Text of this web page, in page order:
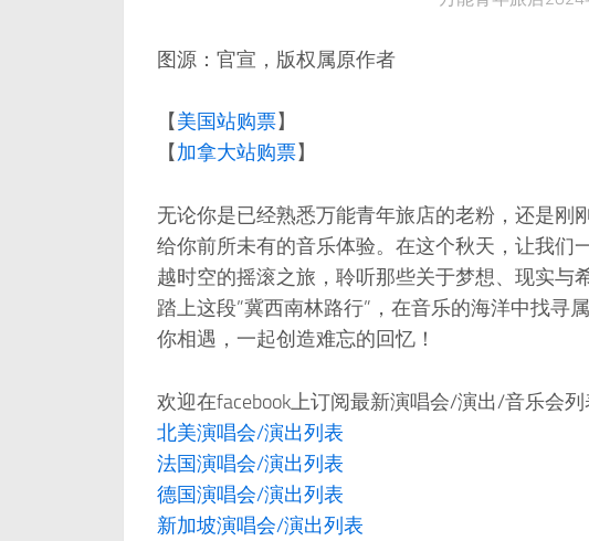
图源：官宣，版权属原作者
【美国站购票】
【加拿大站购票】
无论你是已经熟悉万能青年旅店的老粉，还是刚
给你前所未有的音乐体验。在这个秋天，让我们
越时空的摇滚之旅，聆听那些关于梦想、现实与
踏上这段”冀西南林路行”，在音乐的海洋中找寻
你相遇，一起创造难忘的回忆！
欢迎在facebook上订阅最新演唱会/演出/音乐会列
北美演唱会/演出列表
法国演唱会/演出列表
德国演唱会/演出列表
新加坡演唱会/演出列表